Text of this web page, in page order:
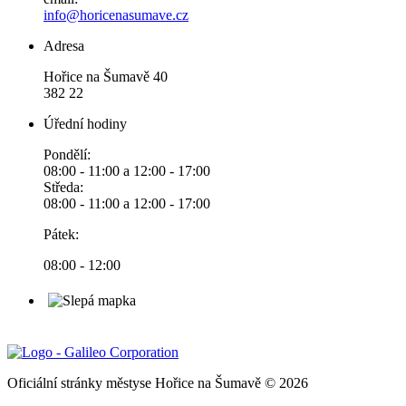
info@horicenasumave.cz
Adresa
Hořice na Šumavě 40
382 22
Úřední hodiny
Pondělí:
08:00 - 11:00 a 12:00 - 17:00
Středa:
08:00 - 11:00 a 12:00 - 17:00
Pátek:
08:00 - 12:00
Oficiální stránky městyse Hořice na Šumavě © 2026